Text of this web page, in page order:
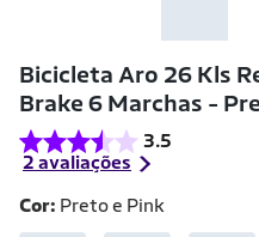
Bicicleta Aro 26 Kls
Brake 6 Marchas -
3.5
2 avaliações
Cor: Preto e Pink